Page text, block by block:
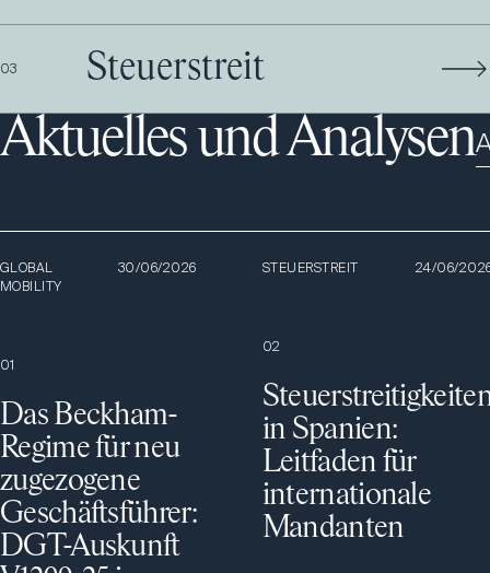
03 Steuerstreit
Aktuelles und Analysen
GLOBAL
MOBILITY
30/06/2026
01
Das Beckham-
Regime für neu
zugezogene
Geschäftsführer:
DGT-Auskunft
STEUERSTREIT 24/06/
02
in Spanien:
Leitfaden für
internationale
Mandanten